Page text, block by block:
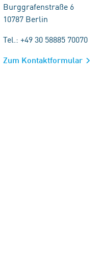
Burggrafenstraße 6
10787 Berlin
Tel.: +49 30 58885 70070
Zum Kontaktformular